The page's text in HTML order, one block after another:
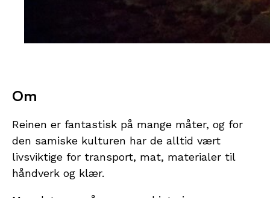
Om
Reinen er fantastisk på mange måter, og for
den samiske kulturen har de alltid vært
livsviktige for transport, mat, materialer til
håndverk og klær.